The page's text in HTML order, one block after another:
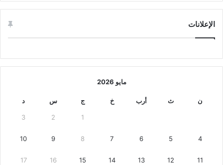
الإعلانات
مايو 2026
ن ث أرب خ ج س د
1
2
3
4
5
6
7
8
9
10
11
12
13
14
15
16
17